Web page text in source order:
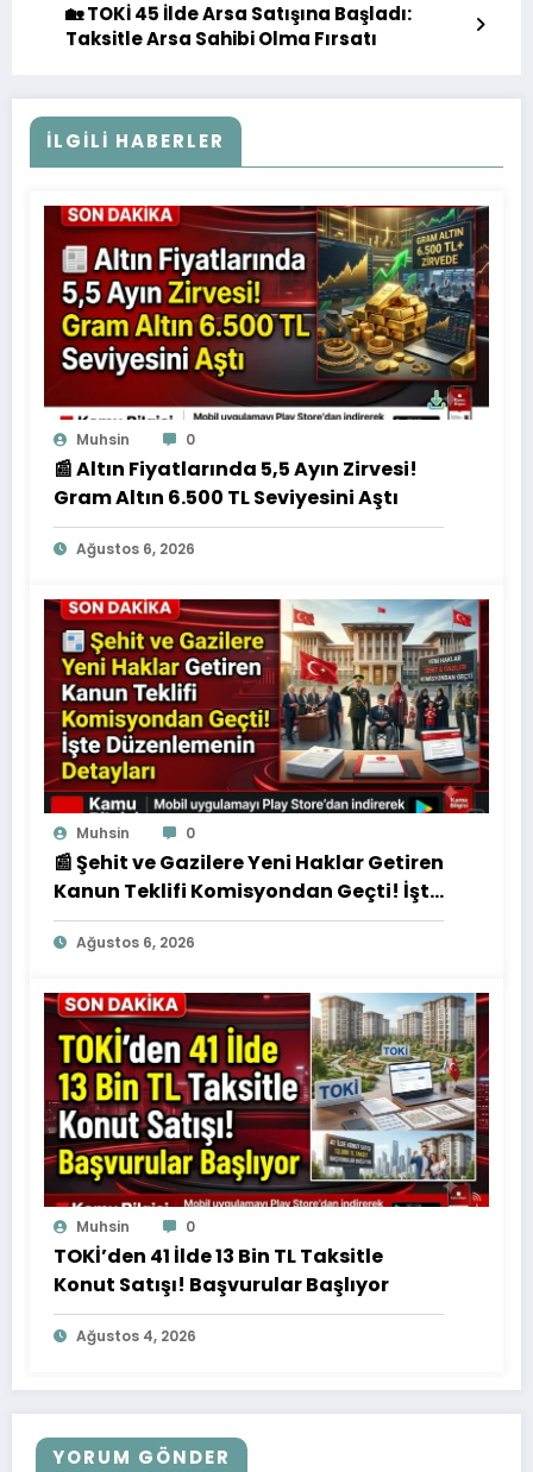
🏡 TOKİ 45 İlde Arsa Satışına Başladı:
Taksitle Arsa Sahibi Olma Fırsatı
İLGILI HABERLER
Muhsin 0
📰 Altın Fiyatlarında 5,5 Ayın Zirvesi!
Gram Altın 6.500 TL Seviyesini Aştı
Ağustos 6, 2026
Muhsin 0
📰 Şehit ve Gazilere Yeni Haklar Getiren
Kanun Teklifi Komisyondan Geçti! İşte
Düzenlemenin Detayları
Ağustos 6, 2026
Muhsin 0
TOKİ’den 41 İlde 13 Bin TL Taksitle
Konut Satışı! Başvurular Başlıyor
Ağustos 4, 2026
YORUM GÖNDER